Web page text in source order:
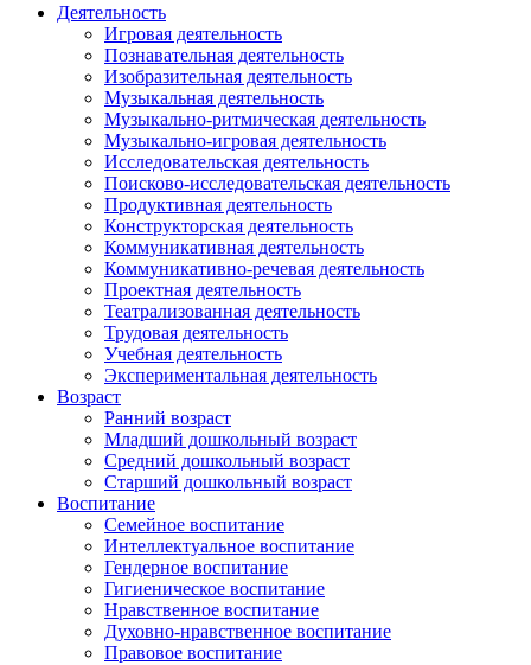
Деятельность
Игровая деятельность
Познавательная деятельность
Изобразительная деятельность
Музыкальная деятельность
Музыкально-ритмическая деятельность
Музыкально-игровая деятельность
Исследовательская деятельность
Поисково-исследовательская деятельность
Продуктивная деятельность
Конструкторская деятельность
Коммуникативная деятельность
Коммуникативно-речевая деятельность
Проектная деятельность
Театрализованная деятельность
Трудовая деятельность
Учебная деятельность
Экспериментальная деятельность
Возраст
Ранний возраст
Младший дошкольный возраст
Средний дошкольный возраст
Старший дошкольный возраст
Воспитание
Семейное воспитание
Интеллектуальное воспитание
Гендерное воспитание
Гигиеническое воспитание
Нравственное воспитание
Духовно-нравственное воспитание
Правовое воспитание